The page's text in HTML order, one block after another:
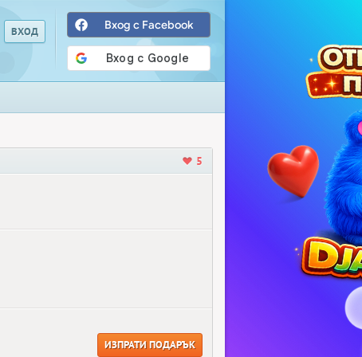
Вход с Facebook
5
ИЗПРАТИ ПОДАРЪК